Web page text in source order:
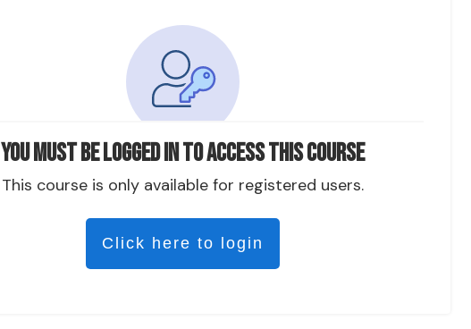
You must be logged in to access this course
This course is only available for registered users.
Click here to login